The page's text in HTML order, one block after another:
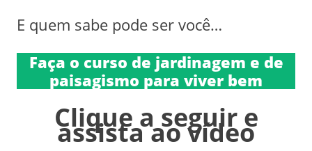
E quem sabe pode ser você…
Faça o curso de jardinagem e de
paisagismo para viver bem
Clique a seguir e
assista ao vídeo